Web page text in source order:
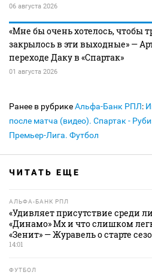
06 августа 2026
«Мне бы очень хотелось, чтобы
закрылось в эти выходные» —
переходе Даку в «Спартак»
01 августа 2026
Ранее в рубрикеАльфа-Банк РПЛ:
после матча (видео). Спартак -
Премьер-Лига. Футбол
ЧИТАТЬ ЕЩЕ
АЛЬФА-БАНК РПЛ
«Удивляет присутствие среди
«Динамо» Мх и что слишком
«Зенит» — Журавель о старте
14:01
ФУТБОЛ